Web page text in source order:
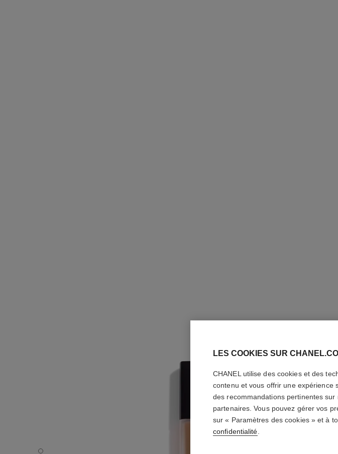
ULTRA LE TEINT LE CORRECTEUR - Vue par défaut
LES COOKIES SUR
CHANEL utilise des cookies et des
contenu et vous offrir une expérience
des recommandations pertinentes
partenaires. Vous pouvez gérer vos
sur « Paramètres des cookies » et à
confidentialité